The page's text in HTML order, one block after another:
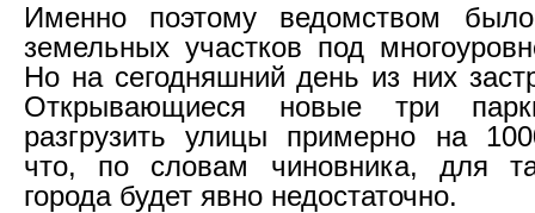
Именно поэтому ведомством
земельных участков под
Но на сегодняшний день из них
Открывающиеся новые три
разгрузить улицы примерно на
что, по словам чиновника, для
города будет явно недостаточно.